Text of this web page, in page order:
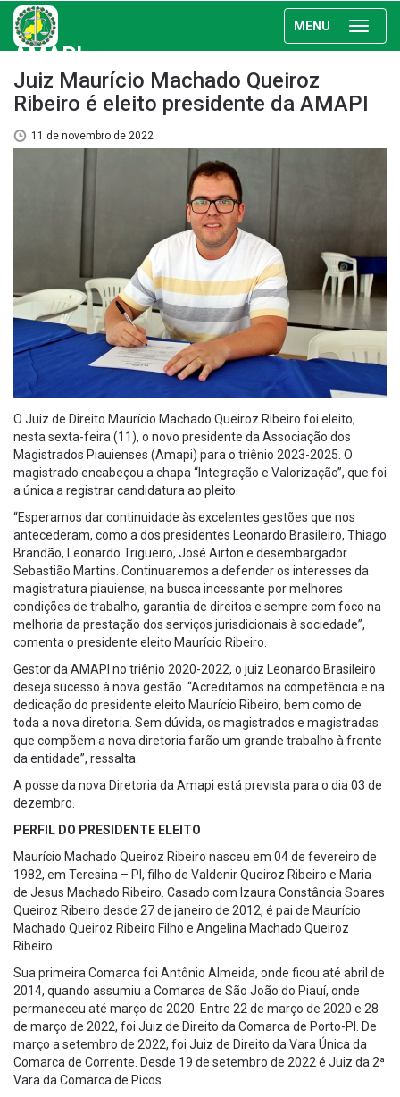
MENU
AMAPI
Juiz Maurício Machado Queiroz
Ribeiro é eleito presidente da AMAPI
11 de novembro de 2022
O Juiz de Direito Maurício Machado Queiroz Ribeiro foi eleito,
nesta sexta-feira (11), o novo presidente da Associação dos
Magistrados Piauienses (Amapi) para o triênio 2023-2025. O
magistrado encabeçou a chapa “Integração e Valorização”, que foi
a única a registrar candidatura ao pleito.
“Esperamos dar continuidade às excelentes gestões que nos
antecederam, como a dos presidentes Leonardo Brasileiro, Thiago
Brandão, Leonardo Trigueiro, José Airton e desembargador
Sebastião Martins. Continuaremos a defender os interesses da
magistratura piauiense, na busca incessante por melhores
condições de trabalho, garantia de direitos e sempre com foco na
melhoria da prestação dos serviços jurisdicionais à sociedade”,
comenta o presidente eleito Maurício Ribeiro.
Gestor da AMAPI no triênio 2020-2022, o juiz Leonardo Brasileiro
deseja sucesso à nova gestão. “Acreditamos na competência e na
dedicação do presidente eleito Maurício Ribeiro, bem como de
toda a nova diretoria. Sem dúvida, os magistrados e magistradas
que compõem a nova diretoria farão um grande trabalho à frente
da entidade”, ressalta.
A posse da nova Diretoria da Amapi está prevista para o dia 03 de
dezembro.
PERFIL DO PRESIDENTE ELEITO
Maurício Machado Queiroz Ribeiro nasceu em 04 de fevereiro de
1982, em Teresina – PI, filho de Valdenir Queiroz Ribeiro e Maria
de Jesus Machado Ribeiro. Casado com Izaura Constância Soares
Queiroz Ribeiro desde 27 de janeiro de 2012, é pai de Maurício
Machado Queiroz Ribeiro Filho e Angelina Machado Queiroz
Ribeiro.
Sua primeira Comarca foi Antônio Almeida, onde ficou até abril de
2014, quando assumiu a Comarca de São João do Piauí, onde
permaneceu até março de 2020. Entre 22 de março de 2020 e 28
de março de 2022, foi Juiz de Direito da Comarca de Porto-PI. De
março a setembro de 2022, foi Juiz de Direito da Vara Única da
Comarca de Corrente. Desde 19 de setembro de 2022 é Juiz da 2ª
Vara da Comarca de Picos.